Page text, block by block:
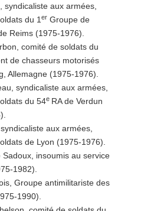
syndicaliste aux armées,
du 1 er Groupe de
Reims (1975-1976).
comité de soldats du
de chasseurs motorisés
Allemagne (1975-1976).
syndicaliste aux armées,
du 54e RA de Verdun
aux armées,
de Lyon (1975-1976).
Sadoux, insoumis au service
1982).
Groupe antimilitariste des
1990).